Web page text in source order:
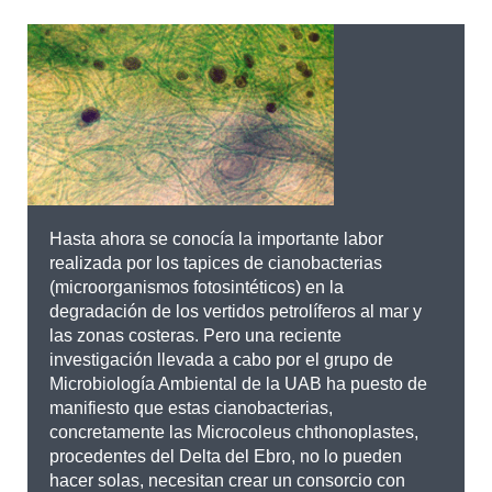
English Català
BUSCAR
Hasta ahora se conocía la importante labor
realizada por los tapices de cianobacterias
(microorganismos fotosintéticos) en la
degradación de los vertidos petrolíferos al mar y
las zonas costeras. Pero una reciente
investigación llevada a cabo por el grupo de
Microbiología Ambiental de la UAB ha puesto de
manifiesto que estas cianobacterias,
concretamente las Microcoleus chthonoplastes,
procedentes del Delta del Ebro, no lo pueden
hacer solas, necesitan crear un consorcio con